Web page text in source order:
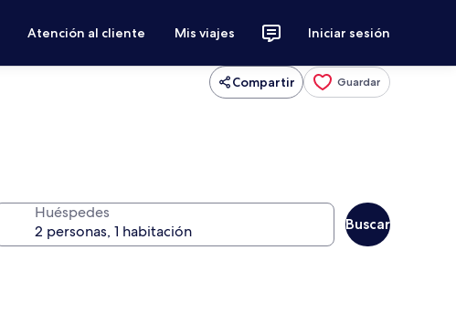
Atención al cliente Mis viajes Iniciar sesión
Compartir Guardar
Huéspedes
Buscar